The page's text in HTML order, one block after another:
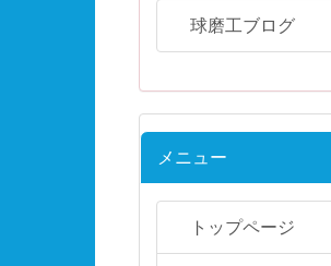
球磨工ブログ
メニュー
トップページ